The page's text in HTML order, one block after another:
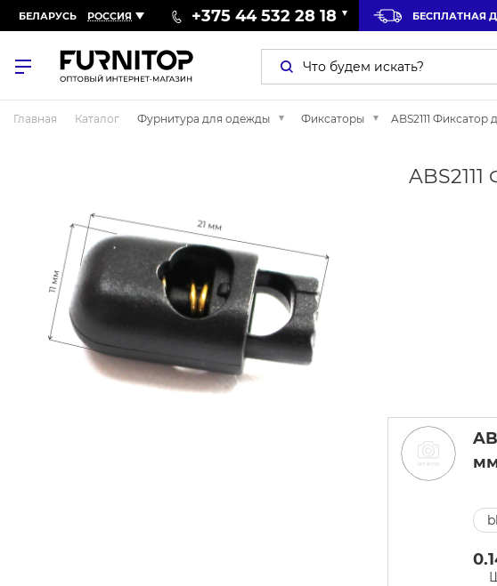
БЕЛАРУСЬ РОССИЯ +375 44 532 28 18 БЕСПЛАТНАЯ
Главная Каталог Фурнитура для одежды Фиксаторы ABS2111